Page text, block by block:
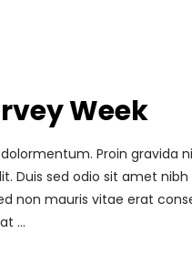
Week
Proin
Duis sed odio sit amet
non mauris vitae erat